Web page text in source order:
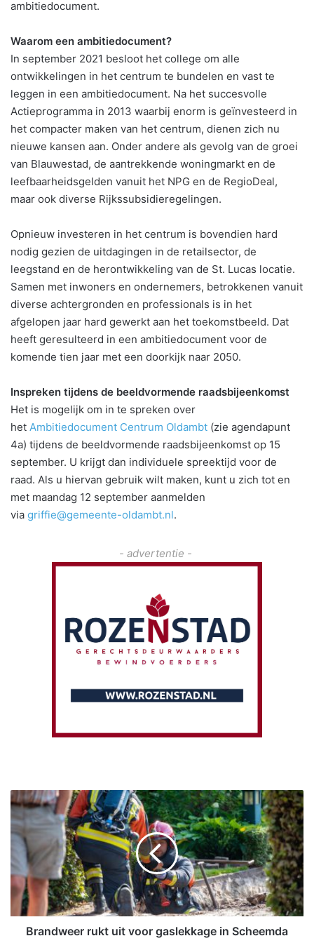
ambitiedocument.
Waarom een ambitiedocument?
In september 2021 besloot het college om alle
ontwikkelingen in het centrum te bundelen en vast te
leggen in een ambitiedocument. Na het succesvolle
Actieprogramma in 2013 waarbij enorm is geïnvesteerd in
het compacter maken van het centrum, dienen zich nu
nieuwe kansen aan. Onder andere als gevolg van de groei
van Blauwestad, de aantrekkende woningmarkt en de
leefbaarheidsgelden vanuit het NPG en de RegioDeal,
maar ook diverse Rijkssubsidieregelingen.
Opnieuw investeren in het centrum is bovendien hard
nodig gezien de uitdagingen in de retailsector, de
leegstand en de herontwikkeling van de St. Lucas locatie.
Samen met inwoners en ondernemers, betrokkenen vanuit
diverse achtergronden en professionals is in het
afgelopen jaar hard gewerkt aan het toekomstbeeld. Dat
heeft geresulteerd in een ambitiedocument voor de
komende tien jaar met een doorkijk naar 2050.
Inspreken tijdens de beeldvormende raadsbijeenkomst
Het is mogelijk om in te spreken over
het Ambitiedocument Centrum Oldambt (zie agendapunt
4a) tijdens de beeldvormende raadsbijeenkomst op 15
september. U krijgt dan individuele spreektijd voor de
raad. Als u hiervan gebruik wilt maken, kunt u zich tot en
met maandag 12 september aanmelden
via griffie@gemeente-oldambt.nl.
- advertentie -
B
r
a
w
e
e
r
Brandweer rukt uit voor gaslekkage in Scheemda